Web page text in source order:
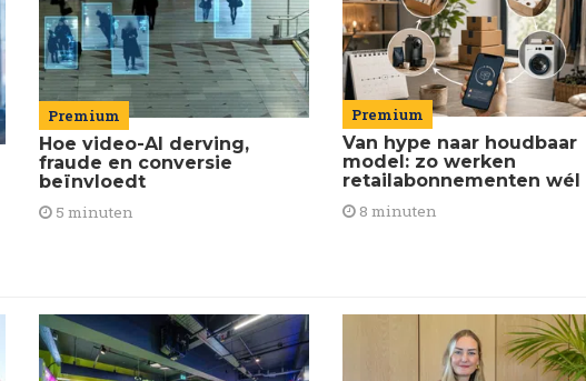
Premium
Hoe video-AI derving,
fraude en conversie
beïnvloedt
5 minuten
Premium
Van hype naar houdbaar
model: zo werken
retailabonnementen wél
8 minuten